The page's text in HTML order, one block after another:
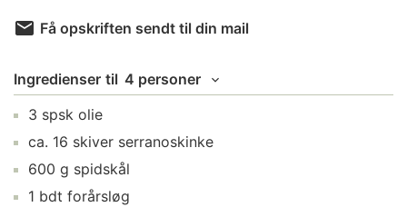
Få opskriften sendt til din mail
Ingredienser til 4 personer
3 spsk olie
ca. 16 skiver serranoskinke
600 g spidskål
1 bdt forårsløg